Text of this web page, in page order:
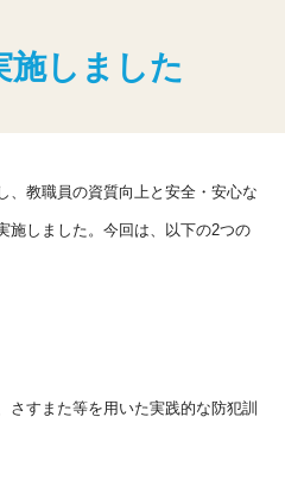
施しました
、教職員の資質向上と安全・ 安心な
しました。今回は、 以下の2つの
さすまた等を用いた実践的な防犯訓